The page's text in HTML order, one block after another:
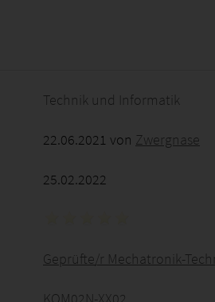
Technik und Informatik
22.06.2021 von Zwergnase
25.02.2022
Geprüfte/r Mechatronik-